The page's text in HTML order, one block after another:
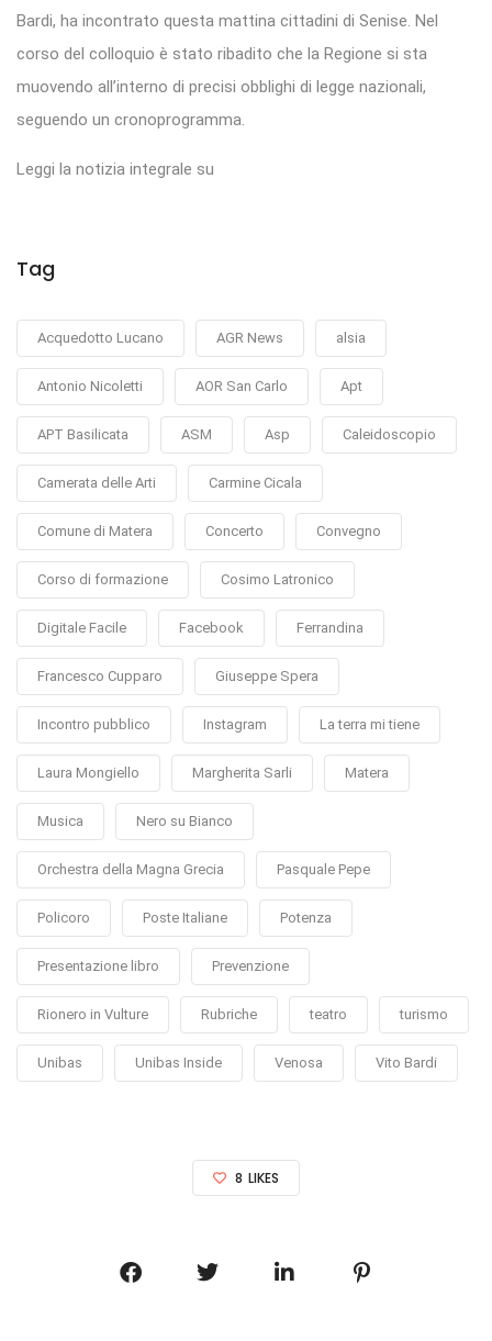
Bardi, ha incontrato questa mattina cittadini di Senise. Nel
corso del colloquio è stato ribadito che la Regione si sta
muovendo all’interno di precisi obblighi di legge nazionali,
seguendo un cronoprogramma.
Leggi la notizia integrale su
Tag
Acquedotto Lucano AGR News alsia
Antonio Nicoletti AOR San Carlo Apt
APT Basilicata ASM Asp Caleidoscopio
Camerata delle Arti Carmine Cicala
Comune di Matera Concerto Convegno
Corso di formazione Cosimo Latronico
Digitale Facile Facebook Ferrandina
Francesco Cupparo Giuseppe Spera
Incontro pubblico Instagram La terra mi tiene
Laura Mongiello Margherita Sarli Matera
Musica Nero su Bianco
Orchestra della Magna Grecia Pasquale Pepe
Policoro Poste Italiane Potenza
Presentazione libro Prevenzione
Rionero in Vulture Rubriche teatro turismo
Unibas Unibas Inside Venosa Vito Bardi
8 LIKES